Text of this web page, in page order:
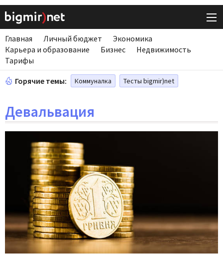
Главная Личный бюджет
Экономика
Карьера и образование
Бизнес
Недвижимость
Тарифы
Горячие темы: Коммуналка Тесты bigmir)net
Девальвация